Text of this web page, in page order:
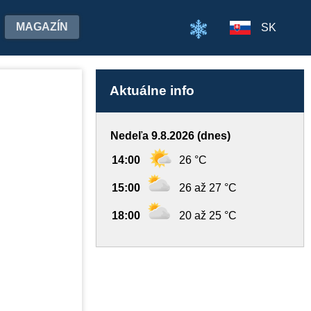
MAGAZÍN SK
Aktuálne info
Nedeľa 9.8.2026 (dnes)
14:00 26 °C
15:00 26 až 27 °C
18:00 20 až 25 °C